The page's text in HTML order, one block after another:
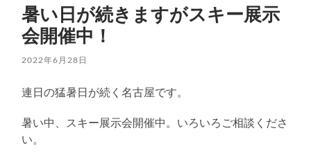
暑い日が続きますがスキー展示
会開催中！
2022年6月28日
連日の猛暑日が続く名古屋です。
暑い中、スキー展示会開催中。いろいろご相談くださ
い。